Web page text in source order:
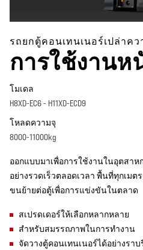
รถยกตู้คอนเทนเนอร์เปล่าคว
การใช้งานห
โมเดล
H8XD-EC6 - H11XD-ECD9
โหลดความจุ
8000-11000kg
ออกแบบมาเพื่อการใช้งานในอุตสาห
อย่างรวดเร็วตลอดเวลา พื้นที่ทุกเม
ขนย้ายต่อตู้เพื่อการแข่งขันในตลาด
สเปรดเดอร์ให้เลือกหลากหลาย
สำหรับสมรรถภาพในการทำงาน
จัดวางตู้คอนเทนเนอร์ได้อย่างรา